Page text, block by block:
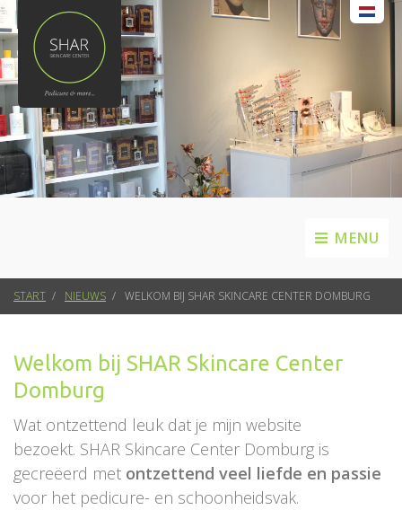
MENU
START NIEUWS WELKOM BIJ SHAR SKINCARE CENTER DOMBURG
Welkom bij SHAR Skincare Center
Domburg
Wat ontzettend leuk dat je mijn website
bezoekt. SHAR Skincare Center Domburg is
gecreëerd met ontzettend veel liefde en passie
voor het pedicure- en schoonheidsvak.